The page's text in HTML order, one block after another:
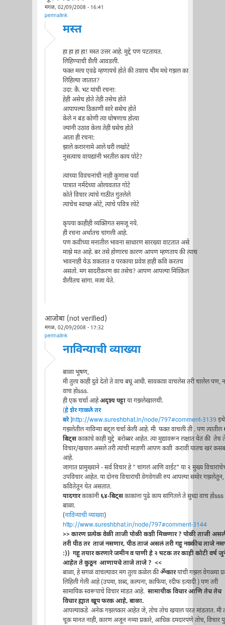
मंगळ, 02/09/2008 - 16:41
permalink
मस्त
हा हा हा हा! मस्त उत्तर आहे. मुद्दे पण पटतायत.
लिहिण्याची शैली आवडली.
फक्त मला एवढे म्हणायचे होते की तशाच थीम मधे गझल का
लिहिल्या जातात?
उदा: कै. भट यांची रचना:
हेही असेच होते तेही तसेच होते
आपापल्या ठिकाणी सारे ससेच होते
केले न बंड कोणी त्या घोषणाच होत्या
ज्यांनी उठाव केला तेही घसेच होते
आता ही रचना:
झाले करारनामे आले घरी लखोटे
नुसत्याच वायद्यांनी भरतील काय पोटे?
त्यांच्या विवंचनांची नाही कुणास पर्वा
पात्रात नर्मदेच्या ओलावतात गोटे
कोते विचार त्यांचे गाठीत गुंतलेले
त्यांचेच स्वच्छ ओटे, त्यांचे पवित्र लोटे
कृपया काहीही व्यक्तिगत समजू नये.
ही रचना अर्थातच चांगली आहे.
पण कवीच्या मनातील भावना साधारण सारख्या वाटतात असे
माझे मत आहे. बर तसे होणारच कारण आपण म्हणताय की त्याच
भावनाही येऊ शकतात व परकाया प्रवेश हाही कवि करतच
असतो. मग सादरीकरण का तसेच? आपण आपल्या मिश्किल
शैलीतच सांगा. मजा येते.
आजोबा (not verified)
मंगळ, 02/09/2008 - 17:32
permalink
नाविन्याची व्याख्या
बाळा भूषण,
मी तुला काही दुवे देतो ते वाच बघू आधी. सावकाश वाचलेस तरी चालेल पण,
वाच होsss.
ही एक चर्चा आहेअदृश्य पट्टाया गझलेखालची.
(हे शेर गाळ्ले तर
बरे )http://www.sureshbhat.in/node/797#comment-3139 इथे
गझलेतील नाविन्या बद्द्ल चर्चा केली आहे. मी फक्त वाचली ती . पण त्यातील
बिट्सकाकांचे काही मुद्दे बरोब्बर आहेत. त्या मुद्यावरून लक्षात येतं की तेच
विचार/खयाल असले तरी त्यांची माडणी आपण कशी करावी यातच खरं कसब
आहे.
जागात प्रामुख्याने - सर्व विचार हे " चांगलं आणि वाईट" या २ मुख्य
उपविचार आहेत. या दोनच विचारांची वेगवेगळी रुपं आपल्या समोर गझलेतून,
कवितेतून येत असतात.
यादगारकाकांनी६४-बिट्सकाकांना पुढे काय सांगितले ते सुध्दा वाच होsss
बाळा.
(नाविन्याची व्याख्या)
http://www.sureshbhat.in/node/797#comment-3144
>> कारण प्रत्येक वेळी ताजी पोळी कशी मिळ्णार ? पोळी ताजी
तरी पीठ तर ताजं नसणार, पीठ ताजं असलं तरी गहू नक्कीच ताजे
:)) गहू तयार करणारे जमीन व पाणी हे २ घटक तर काही कोटी वर्ष
आहेत ते कुठून आणायचे ताजे ताजे ? <<
बाळा, हे सगळं वाचल्यावर मग तुला कळेल कीॐकारयांची गझल वेगळ्या
लिहिली गेली आहे (उपमा, शब्द, कल्पना, काफिया, रदीफ इत्यादी ) पण तरी
सामायिक स्वरूपाचे विचार मांडत आहे. सामायीक विचार आणि तेच तेच
विचार ह्यात खूप फरक आहे, बाळा.
आपल्याकडे अनेक गझलकार आहेत जे, तोच तोच खयाल परत मांडतात. मी
चूक मानत नाही, कारण अजून नव्या प्रकारे, आधिक दमदारपणे तोच, विचार